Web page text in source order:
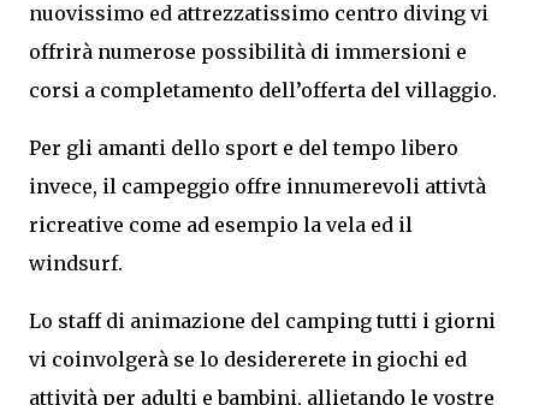
nuovissimo ed attrezzatissimo centro diving vi
offrirà numerose possibilità di immersioni e
corsi a completamento dell’offerta del villaggio.
Per gli amanti dello sport e del tempo libero
invece, il campeggio offre innumerevoli attivtà
ricreative come ad esempio la vela ed il
windsurf.
Lo staff di animazione del camping tutti i giorni
vi coinvolgerà se lo desidererete in giochi ed
attività per adulti e bambini, allietando le vostre